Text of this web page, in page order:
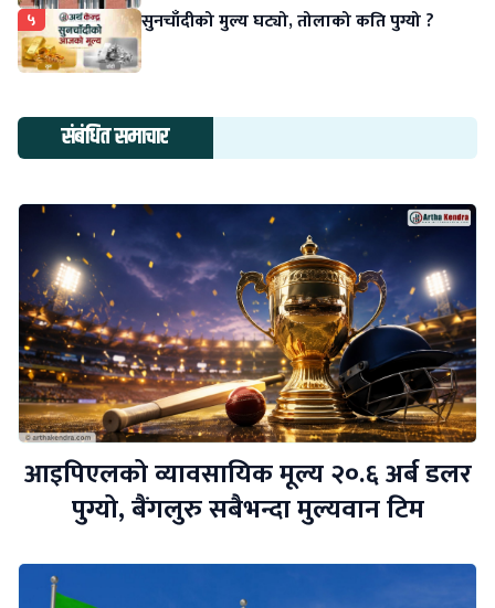
५ सुनचाँदीको मुल्य घट्यो, तोलाको कति पुग्यो ?
संबंधित समाचार
आइपिएलको व्यावसायिक मूल्य २०.६ अर्ब डलर
पुग्यो, बैंगलुरु सबैभन्दा मुल्यवान टिम